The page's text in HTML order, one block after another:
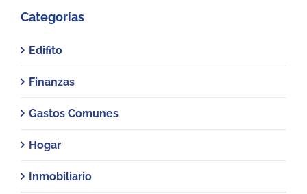
Categorías
Edifito
Finanzas
Gastos Comunes
Hogar
Inmobiliario